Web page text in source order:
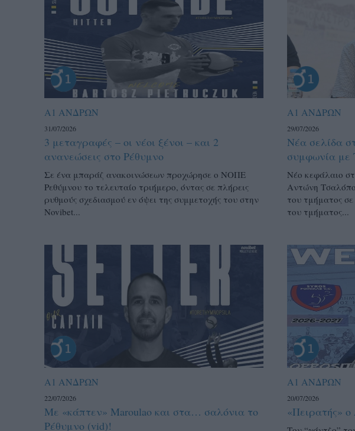
Α1 ΑΝΔΡΩΝ
31/07/2026
3 μεταγραφές – οι νέοι ξένοι – και 2
ανανεώσεις στο Ρέθυμνο
Σε ένα μπαράζ ανακοινώσεων προχώρησε ο ΝΟΠΕ
Ρεθύμνου το τελευταίο τριήμερο, όντας σε πλήρεις
ρυθμούς σχεδιασμού εν όψει της συμμετοχής του στην
Novibet...
Α1 ΑΝΔΡΩΝ
29/07/2026
Νέα σελίδα
συμφωνία με
Νέο κεφάλαιο
Αντώνη
του τμήματος
του τμήματος...
Α1 ΑΝΔΡΩΝ
22/07/2026
Με «κάπτεν» Maroulao και στα… σαλόνια το
Ρέθυμνο (vid)!
Α1 ΑΝΔΡΩΝ
20/07/2026
«Πειρατής»